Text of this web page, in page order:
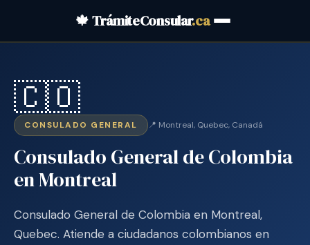
🍁 TrámiteConsular.ca
🇨🇴
CONSULADO GENERAL 📍 Montreal, Quebec, Canadá
Consulado General de Colombia
en Montreal
Consulado General de Colombia en Montreal,
Quebec. Atiende a ciudadanos colombianos en